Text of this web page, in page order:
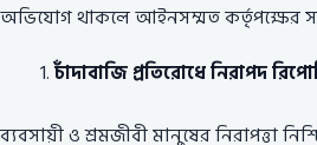
অভিযোগ থাকলে আইনসম্মত কর্তৃপক্ষের
চাঁদাবাজি প্রতিরোধে নিরাপদ
ব্যবসায়ী ও শ্রমজীবী মানুষের নিরাপত্তা